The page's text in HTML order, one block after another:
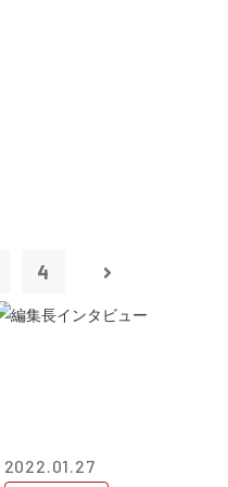
4
2022.01.27